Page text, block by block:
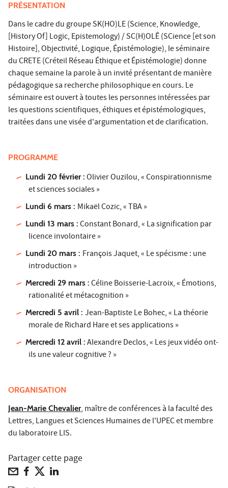
PRÉSENTATION
Dans le cadre du groupe SK(HO)LE (Science, Knowledge,
[History Of] Logic, Epistemology) / SC(H)OLÊ (SCience [et son
Histoire], Objectivité, Logique, Épistémologie), le séminaire
du CRETE (Créteil Réseau Éthique et Épistémologie) donne
chaque semaine la parole à un invité présentant de manière
pédagogique sa recherche philosophique en cours. Le
séminaire est ouvert à toutes les personnes intéressées par
les questions scientifiques, éthiques et épistémologiques,
traitées dans une visée d'argumentation et de clarification.
PROGRAMME
Lundi 20 février : Olivier Ouzilou, « Conspirationnisme
et sciences sociales »
Lundi 6 mars : Mikaël Cozic, « TBA »
Lundi 13 mars : Constant Bonard, « La signification par
licence involontaire »
Lundi 20 mars : François Jaquet, « Le spécisme : une
introduction »
Mercredi 29 mars : Céline Boisserie-Lacroix, « Émotions,
rationalité et métacognition »
Mercredi 5 avril :Jean-Baptiste Le Bohec, « La théorie
morale de Richard Hare et ses applications »
Mercredi 12 avril : Alexandre Declos, « Les jeux vidéo ont-
ils une valeur cognitive ? »
ORGANISATION
Jean-Marie Chevalier, maître de conférences à la faculté des
Lettres, Langues et Sciences Humaines de l'UPEC et membre
du laboratoire LIS.
Partager cette page